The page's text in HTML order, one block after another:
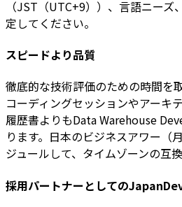
（JST（UTC+9））、言語ニー
定してください。
スピードより品質
徹底的な技術評価のための時間を
コーディングセッションやアーキ
履歴書よりもData Warehouse
ります。日本のビジネスアワー（
ジュールして、タイムゾーンの互
採用パートナーとしての